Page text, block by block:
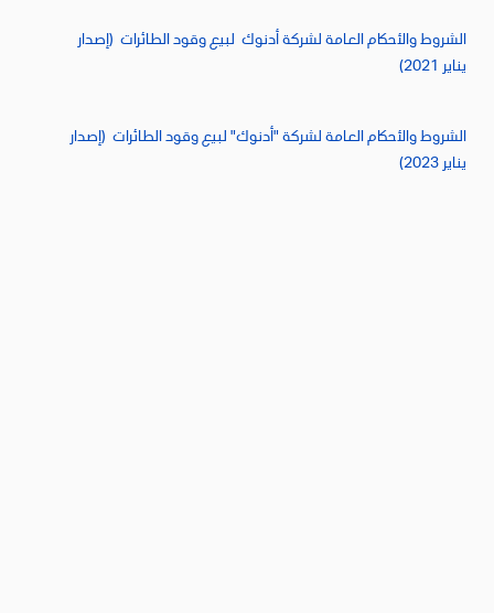
الشروط والأحكام العامة لشركة أدنوك لبيع وقود الطائرات (إصدار
يناير 2021)
الشروط والأحكام العامة لشركة "أدنوك" لبيع وقود الطائرات (إصدار
يناير 2023)